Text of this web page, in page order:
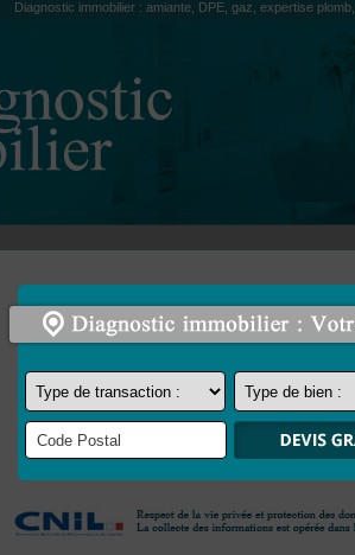
Diagnostic immobilier : amiante, DPE, gaz, expertise